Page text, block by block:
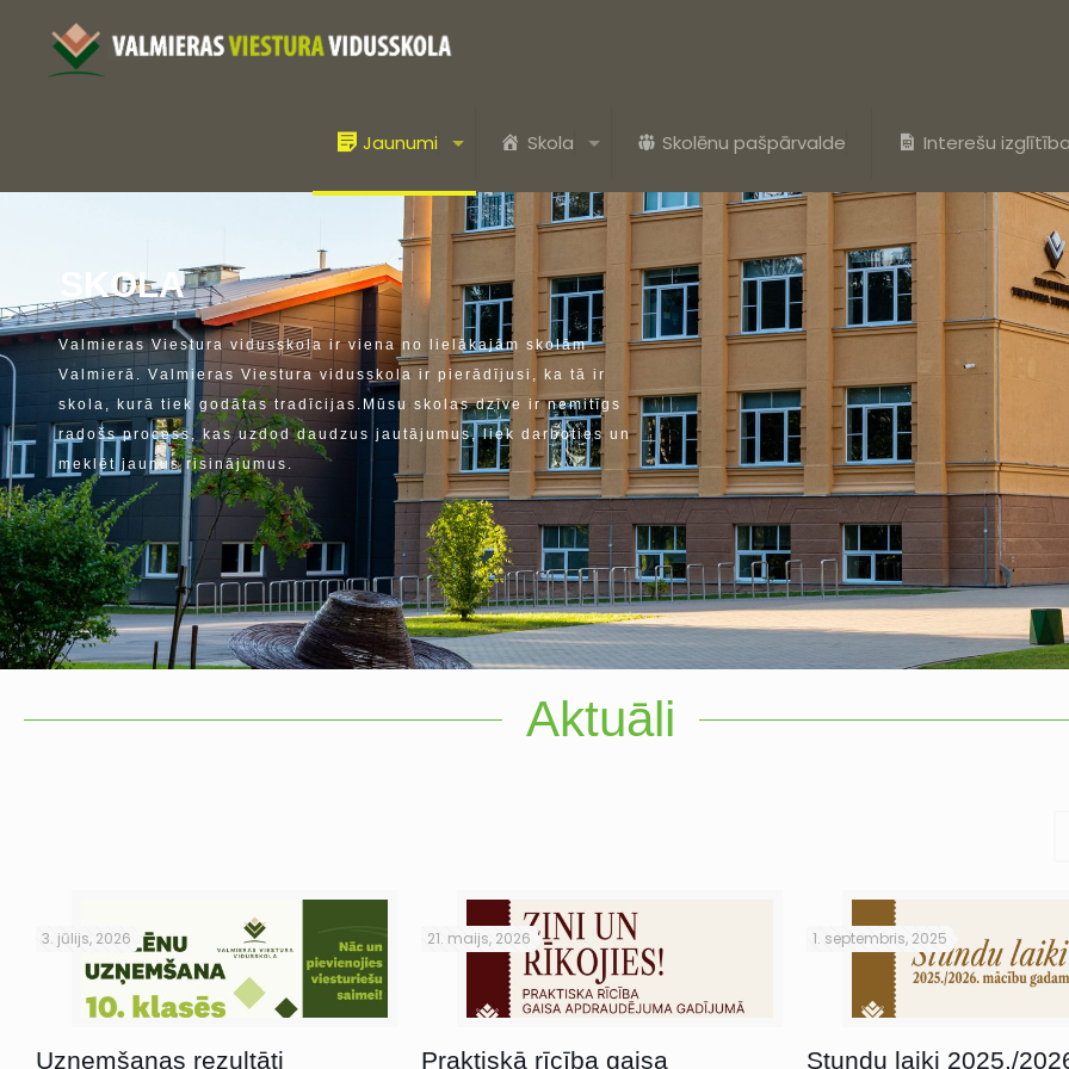
Jaunumi Skola Skolēnu pašpārvalde Interešu izglītība
KOLA
Valmieras Vi estura vi dusskola ir vi e na no i e ā kajām skolām
Va mi e rā . Va mie ras Vi estura vi d uss ko a i r pi e rād īj u si , ka tā i r
s ko a , ku rā ti e k g odātas tradīci j as . M ū su s ko las dzīve i r nemitīg s
rad ošs process, kas uzdod dau d zu s j au tāj u mus, liek d arboties u n
me k ēt j au nus risi nājumu s .
Aktuāli
3. jūlijs, 2026
Uzņemšanas rezultāti
21. maijs, 2026
Praktiskā rīcība gaisa
1. septembris, 2025
Stundu laiki 2025./